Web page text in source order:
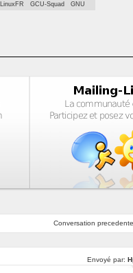
LinuxFR GCU-Squad GNU
Conversation precedente
Envoyé par: